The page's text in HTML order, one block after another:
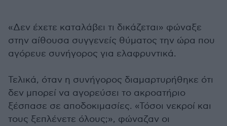
«Δεν έχετε καταλάβει τι δικάζεται» φώναξε
στην αίθουσα συγγενείς θύματος την ώρα που
αγόρευε συνήγορος για ελαφρυντικά.
Τελικά, όταν η συνήγορος διαμαρτυρήθηκε ότι
δεν μπορεί να αγορεύσει το ακροατήριο
ξέσπασε σε αποδοκιμασίες. «Τόσοι νεκροί και
τους ξεπλένετε όλους;», φώναζαν οι